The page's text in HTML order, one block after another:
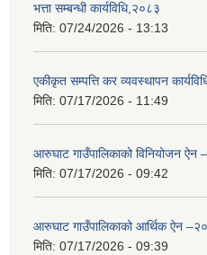
भत्ता सम्बन्धी कार्यविधि,२०८३
मिति: 07/24/2026 - 13:13
एकीकृत सम्पत्ति कर व्यवस्थापन
मिति: 07/17/2026 - 11:49
आरुघाट गाउँपालिकाको विनियोजन ऐन
मिति: 07/17/2026 - 09:42
आरुघाट गाउँपालिकाको आर्थिक ऐन
मिति: 07/17/2026 - 09:39